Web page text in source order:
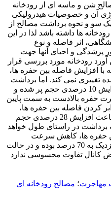
شن و ماسه ای از رودخانه
آن و خصوصیات هیدرولیکی
سو و نحوه برداشت مصالح از
ها داشته باشد لذا در این
اثر فاصله و نوع
پر­شدگی و احیای آنها جهت
رودخانه مورد بررسی قرار
افزایش فاصله بین حفره ها،
تغییری نمی کند. اما برداشت
در راستای عرض کانال سبب افزایش 10 درصدی حجم پر شده و
حفره بالادست به سمت پایین
کردن فاصله بین حفره ها،
برداشت در راستای عرض کانال باعث افزایش 28 درصدی حجم
در راستای طول خواهد
حفره ها، کاهش سرعت
مهاجرت برای حفره پایین دست نزدیک به 70 درصد بوده و در حالت
کانال تفاوت محسوسی ندارد
؛ مصالح رودخانه ای